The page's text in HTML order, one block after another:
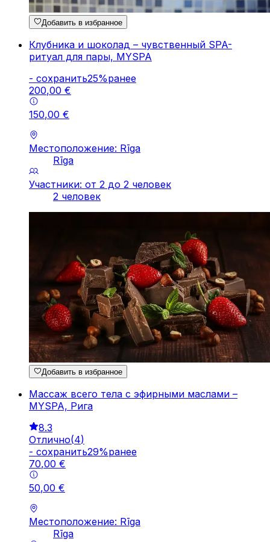
Добавить в избранное
Клубника и шоколад – чувственный SPA-
ритуал для пары, MYSPA
- cохранить25%ранее
200,00 €
150,00 €
Местоположение: Rīga
Rīga
Участники: от 2 до 2 человек
2 человек
Добавить в избранное
Массаж всего тела с эфирными маслами –
MYSPA, Рига
8.3
Отлично(4)
- cохранить29%ранее
70,00 €
50,00 €
Местоположение: Rīga
Rīga